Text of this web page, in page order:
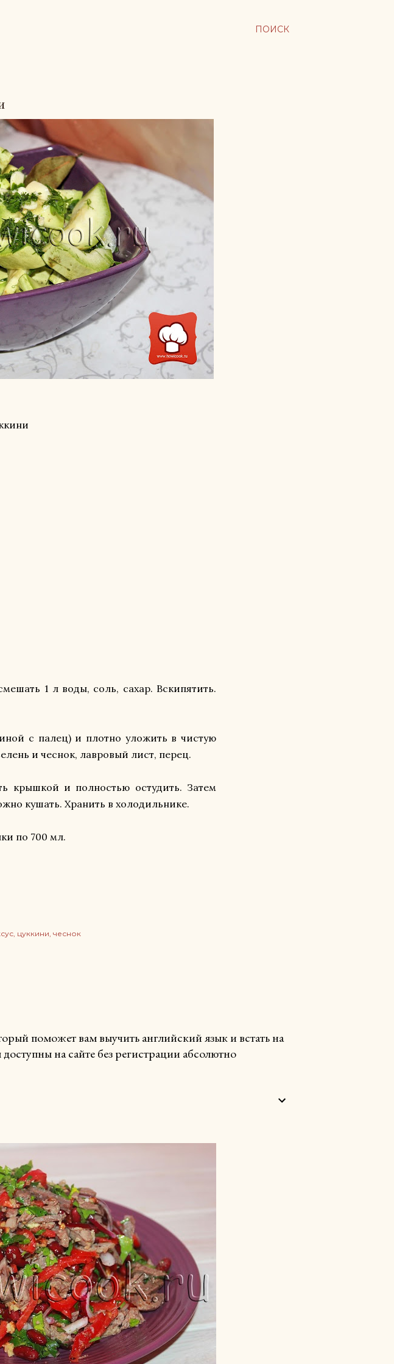
ПОИСК
1 л воды, соль, сахар. Вскипятить.
с палец) и плотно уложить в чистую
и чеснок, лавровый лист, перец.
крышкой и полностью остудить. Затем
кушать. Хранить в холодильнике.
по 700 мл.
цуккини чеснок
поможет вам выучить английский язык и встать на
на сайте без регистрации абсолютно